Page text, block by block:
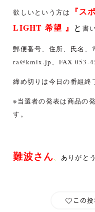
欲しいという方は
『ス
LIGHT 希望 』 と 書
郵便番号、住所、氏名、
ra@kmix.jp、FAX 053-
締め切りは今日の番組終
※当選者の発表は商品の
す。
難波さん、 ありがと
この